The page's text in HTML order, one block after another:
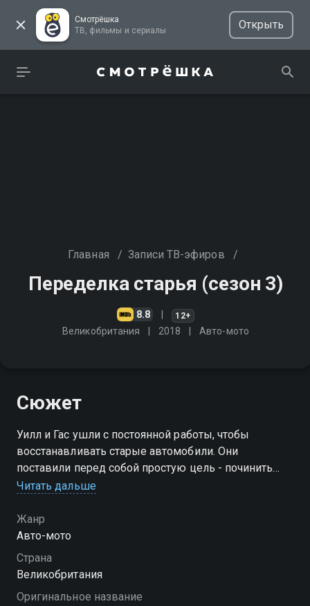
Смотрёшка
ТВ, фильмы и сериалы
Открыть
Главная / Записи ТВ-эфиров /
Переделка старья (сезон 3)
8.8 12+
Великобритания 2018 Авто-мото
Сюжет
Уилл и Гас ушли с постоянной работы, чтобы
восстанавливать старые автомобили. Они
поставили перед собой простую цель - починить
машину и удвоить вложения всего за неделю!
Посмотреть онлайн 3 сезон сериала Переделка
старья вы можете совершенно бесплатно в
хорошем HD качестве на Смотрёшке
Читать дальше
Жанр
Авто-мото
Страна
Великобритания
Оригинальное название